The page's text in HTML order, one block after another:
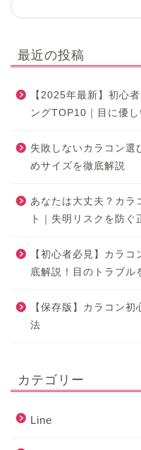
最近の投稿
【2025年最新】初心
ングTOP10｜目に優
失敗しないカラコン選
めサイズを徹底解説
あなたは大丈夫？カラ
ト｜失明リスクを防ぐ
【初心者必見】カラ
底解説！目のトラブル
【保存版】カラコン
法
カテゴリー
Line